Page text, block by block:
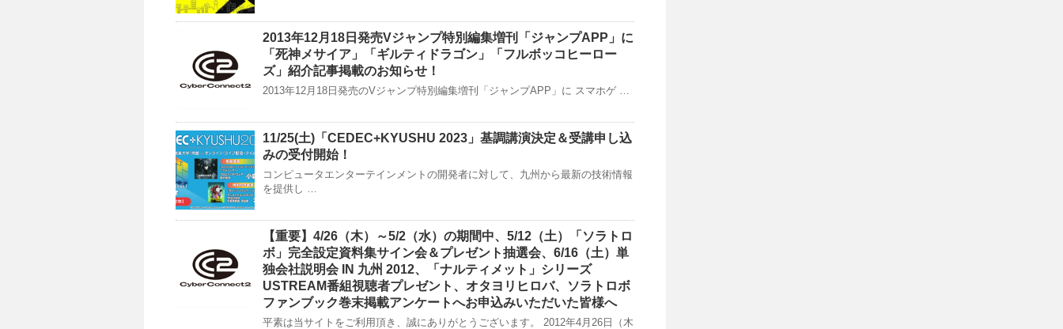
2013年12月18日発売Vジャンプ特別編集増刊「ジャンプAPP」に
「死神メサイア」「ギルティドラゴン」「フルボッコヒーロー
ズ」紹介記事掲載のお知らせ！
2013年12月18日発売のVジャンプ特別編集増刊「ジャンプAPP」に スマホゲ …
11/25(土)「CEDEC+KYUSHU 2023」基調講演決定＆受講申し込
みの受付開始！
コンピュータエンターテインメントの開発者に対して、九州から最新の技術情報
を提供し …
【重要】4/26（木）～5/2（水）の期間中、5/12（土）「ソラトロ
ボ」完全設定資料集サイン会＆プレゼント抽選会、6/16（土）単
独会社説明会 IN 九州 2012、「ナルティメット」シリーズ
USTREAM番組視聴者プレゼント、オタヨリヒロバ、ソラトロボ
ファンブック巻末掲載アンケートへお申込みいただいた皆様へ
平素は当サイトをご利用頂き、誠にありがとうございます。 2012年4月26日（木